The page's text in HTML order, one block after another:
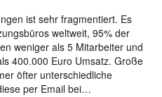
ist sehr fragmentiert. Es
weltweit, 95% der
weniger als 5 Mitarbeiter und
400.000 Euro Umsatz. Große
öfter unterschiedliche
per Email bei…